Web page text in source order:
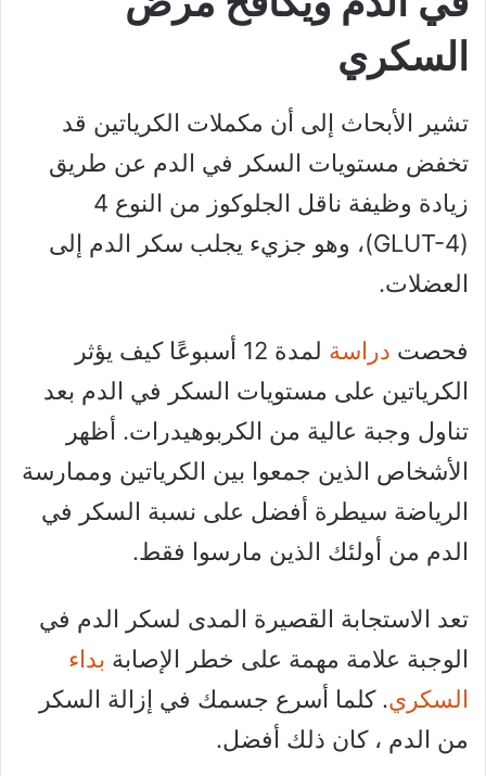
السكري
تشير الأبحاث إلى أن مكملات الكرياتين قد
تخفض مستويات السكر في الدم عن طريق
زيادة وظيفة ناقل الجلوكوز من النوع 4
(GLUT-4)، وهو جزيء يجلب سكر الدم إلى
العضلات.
فحصت دراسة
لمدة 12 أسبوعًا كيف يؤثر
الكرياتين على مستويات السكر في الدم بعد
تناول وجبة عالية من الكربوهيدرات. أظهر
الأشخاص الذين جمعوا بين الكرياتين وممارسة
الرياضة سيطرة أفضل على نسبة السكر في
الدم من أولئك الذين مارسوا فقط.
تعد الاستجابة القصيرة المدى لسكر الدم في
الوجبة علامة مهمة على خطر الإصابة بداء
السكري. كلما أسرع جسمك في إزالة السكر
من الدم ، كان ذلك أفضل.